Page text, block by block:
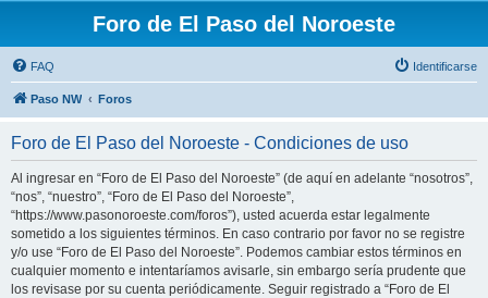
Foro de El Paso del Noroeste
FAQ Identificarse
Paso NW Foros
Foro de El Paso del Noroeste - Condiciones de uso
Al ingresar en “Foro de El Paso del Noroeste” (de aquí en adelante “nosotros”,
“nos”, “nuestro”, “Foro de El Paso del Noroeste”,
“https://www.pasonoroeste.com/foros”), usted acuerda estar legalmente
sometido a los siguientes términos. En caso contrario por favor no se registre
y/o use “Foro de El Paso del Noroeste”. Podemos cambiar estos términos en
cualquier momento e intentaríamos avisarle, sin embargo sería prudente que
los revisase por su cuenta periódicamente. Seguir registrado a “Foro de El